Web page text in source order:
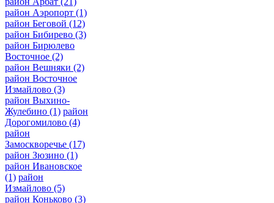
район Аэропорт (1)
район Беговой (12)
район Бибирево (3)
район Бирюлево
Восточное (2)
район Вешняки (2)
район Восточное
Измайлово (3)
район Выхино-
Жулебино (1) район
Дорогомилово (4)
район
Замоскворечье (17)
район Зюзино (1)
район Ивановское
(1) район
Измайлово (5)
район Коньково (3)